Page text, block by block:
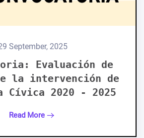
September, 2025
Evaluación de
la intervención de
Cívica 2020 - 2025
Read More